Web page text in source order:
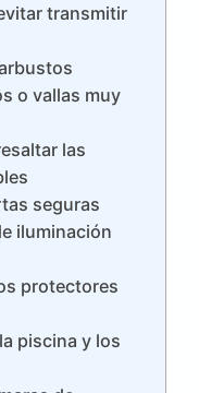
transmitir
o vallas muy
las
seguras
iluminación
protectores
piscina y los